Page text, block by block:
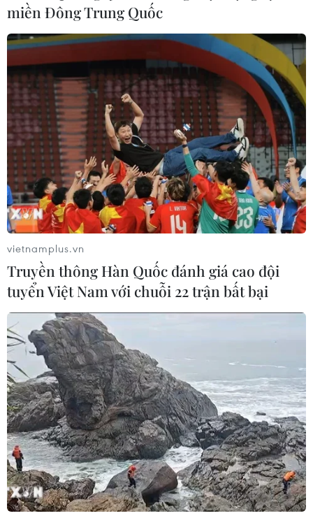
#cung ứng điện #điện mùa khô #evn
TP. Hà Nội
Tp. Hồ Chí Minh
Theo dõi VietnamPlus
TIN LIÊN QUAN
miền Đông Trung Quốc
vietnamplus.vn
Truyền thông Hàn Quốc đánh giá cao đội
tuyển Việt Nam với chuỗi 22 trận bất bại